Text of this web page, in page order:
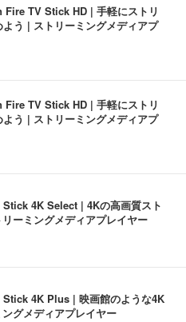
Fire TV Stick HD | 手軽にストリ
う | ストリーミングメディアプ
Fire TV Stick HD | 手軽にストリ
う | ストリーミングメディアプ
4K Select | 4Kの高画質スト
ーミングメディアプレイヤー
4K Plus | 映画館のような4K
グメディアプレイヤー